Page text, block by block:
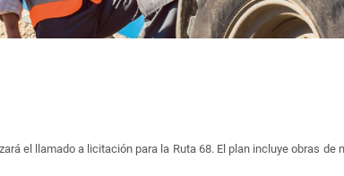
el llamado a licitación para la Ruta 68. El plan incluye obras de